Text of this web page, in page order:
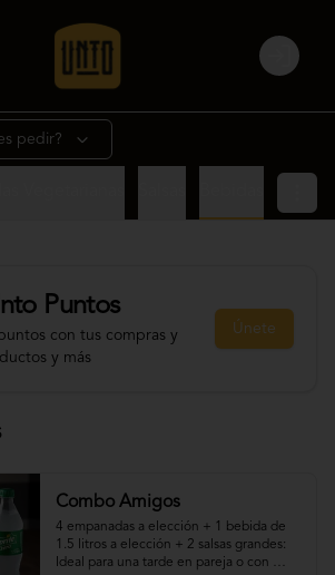
Login
pedir?
Puntos
con tus compras y
y más
Únete
Combo Amigos
4 empanadas a elección + 1 bebida de
1.5 litros a elección + 2 salsas grandes:
Ideal para una tarde en pareja o con